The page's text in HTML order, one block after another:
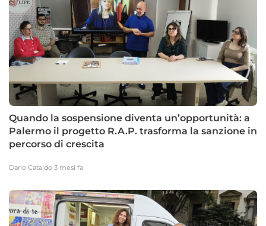
Quando la sospensione diventa un’opportunità: a
Palermo il progetto R.A.P. trasforma la sanzione in
percorso di crescita
Dario Cataldo 3 mesi fa